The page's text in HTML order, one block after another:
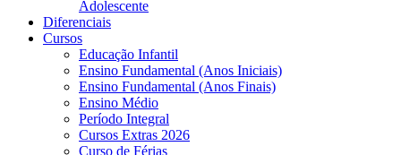
Adolescente
Diferenciais
Cursos
Educação Infantil
Ensino Fundamental (Anos Iniciais)
Ensino Fundamental (Anos Finais)
Ensino Médio
Período Integral
Cursos Extras 2026
Curso de Férias